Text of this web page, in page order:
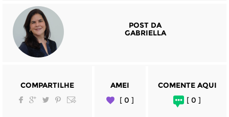
POST DA
GABRIELLA
COMPARTILHE
AMEI
[ 0 ]
COMENTE AQUI
[ 0 ]